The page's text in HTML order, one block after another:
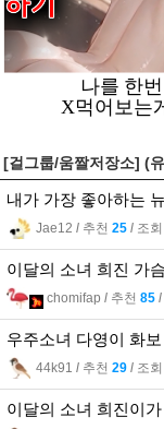
[걸그룹/움짤저장소] (
내가 가장 좋아하는
Jae12 l 추천 25 l 조회
이달의 소녀 희진 가
chomifap l 추천 85 l
우주소녀 다영이 화
44k91 l 추천 29 l 조회
이달의 소녀 희진이